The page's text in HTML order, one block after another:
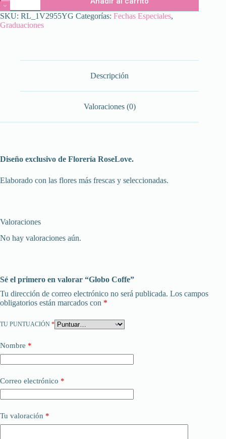
Coffe
cantidad
SKU: RL_1V2955YG Categorías: Fechas Especiales,
Graduaciones
Descripción
Valoraciones (0)
Diseño exclusivo de Florería RoseLove.
Elaborado con las flores más frescas y seleccionadas.
Valoraciones
No hay valoraciones aún.
Sé el primero en valorar “Globo Coffe”
Tu dirección de correo electrónico no será publicada. Los campos
obligatorios están marcados con *
TU PUNTUACIÓN *
Nombre *
Correo electrónico *
Tu valoración *